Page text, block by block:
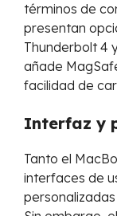
términos de
presentan
Thunderbolt 4
añade
facilidad de
Interfaz y
Tanto el
interfaces de